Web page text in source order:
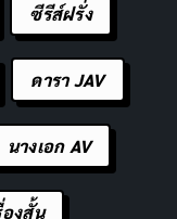
ซีรีส์ฝรั่ง
ดารา JAV
นางเอก AV
งสั้น